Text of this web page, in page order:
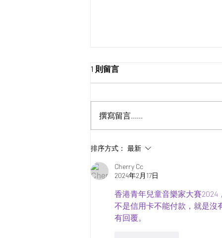
第二屆 青年兒童管弦樂大賽
1 則留言
撰寫留言......
排序方式： 最新
Cherry Cc
2024年2月17日
香港青年兒童音樂家大賽2024
不是信用卡不能付款，就是沒
有回覆。